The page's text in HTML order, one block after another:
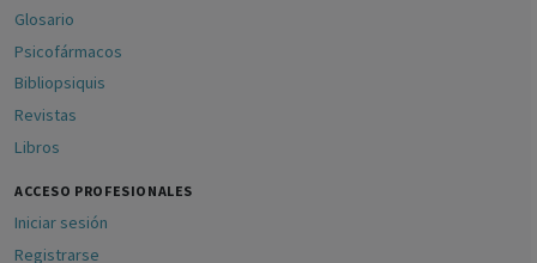
Glosario
Psicofármacos
Bibliopsiquis
Revistas
Libros
ACCESO PROFESIONALES
Iniciar sesión
Registrarse